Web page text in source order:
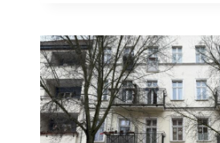
RUNDSTÜCK M
IT N
EBENGELASS U
ND G
ROSSER GA
RAGE